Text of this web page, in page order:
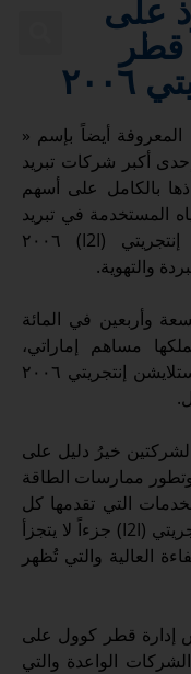
على
أيضاً بإسم «
أكبر شركات تبريد
بالكامل على أسهم
المستخدمة في تبريد
المناطق، وشركة « إنستلايشن إنتجريتي (I2I) ٢٠٠٦
والتهوية.
وأربعين في المائة
مساهم إماراتي،
وأصبحت بذلك كوول تيك قطر وإنستلايشن إنتجريتي ٢٠٠٦
خيرُ دليل على
ممارسات الطاقة
التي تقدمها كل
من كوول تيك قطر وإنستلايشن إنتجريتي (I2I) جزءاً لا يتجزأ
العالية والتي تُظهر
إدارة قطر كوول على
الشركات الواعدة والتي